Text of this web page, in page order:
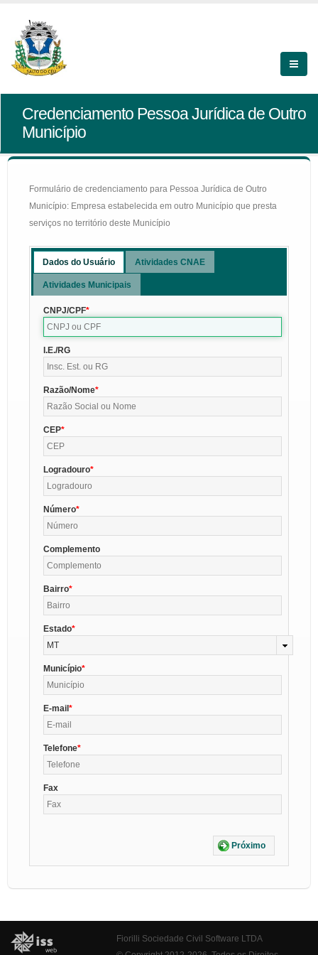
Credenciamento Pessoa Jurídica de Outro
Município
Formulário de credenciamento para Pessoa Jurídica de Outro
Município: Empresa estabelecida em outro Município que presta
serviços no território deste Município
Dados do Usuário Atividades CNAE
Atividades Municipais
CNPJ/CPF
I.E./RG
Razão/Nome
CEP
Logradouro
Número
Complemento
Bairro
Estado
MT
Município
E-mail
Telefone
Fax
Próximo
Fiorilli Sociedade Civil Software LTDA